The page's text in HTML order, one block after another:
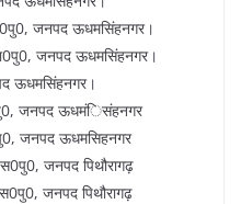
जनपद ऊधमसिंहनगर।
जनपद ऊधमसिंहनगर।
ऊधमसिंहनगर।
जनपद ऊधमंिसंहनगर
जनपद ऊधमसिहनगर
जनपद पिथौरागढ़
जनपद पिथौरागढ़